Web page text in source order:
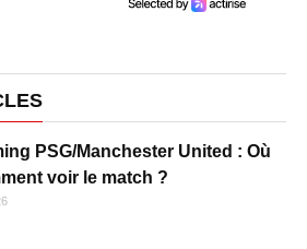
PSG/Manchester United : Où
voir le match ?